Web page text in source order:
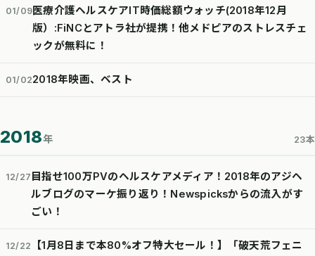
01/09医療介護ヘルスケアIT時価総額ウォッチ(2018年12月
版）:FiNCとアトラ社が提携！他メドピアのストレスチェ
ックが無料に！
01/022018年映画、ベスト
2018年 23本
12/27 目指せ100万PVのヘルスケアメディア！2018年のアジヘ
ルブログのマーケ振り返り！Newspicksからの流入がす
ごい！
12/22
【1月8日まで本80%オフ特大セール！】「破天荒フェニ